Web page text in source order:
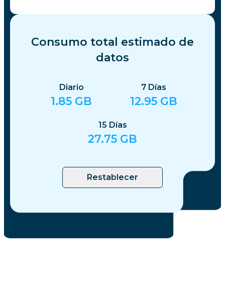
Consumo total estimado de
datos
Diario
1.85 GB
7 Días
12.95 GB
15 Días
27.75 GB
Restablecer